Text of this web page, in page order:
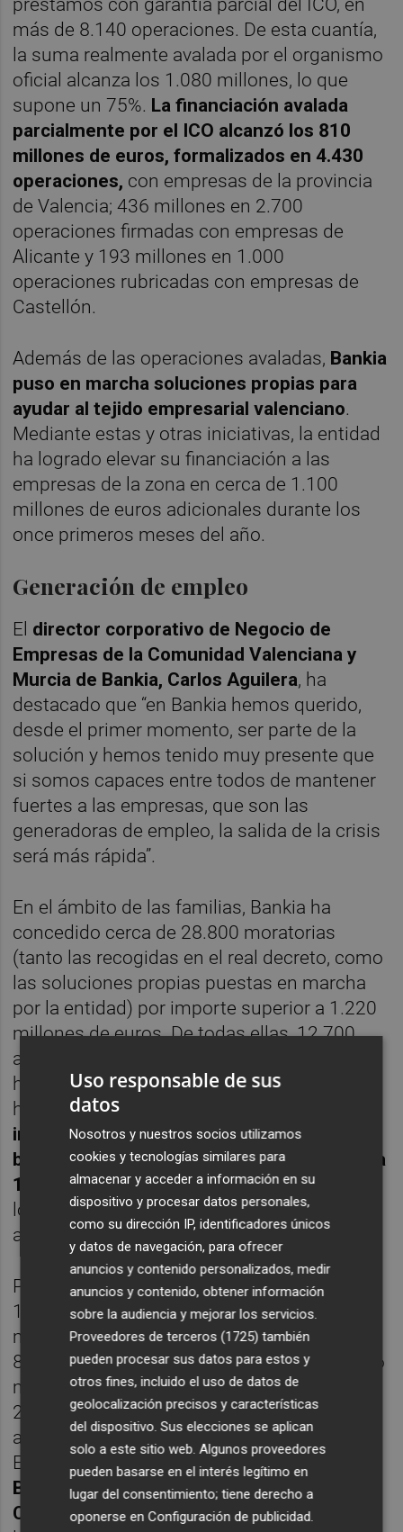
más de 8.140 operaciones. De esta cuantía,
la suma realmente avalada por el organismo
oficial alcanza los 1.080 millones, lo que
supone un 75%. La financiación avalada
parcialmente por el ICO alcanzó los 810
millones de euros, formalizados en 4.430
operaciones, con empresas de la provincia
de Valencia; 436 millones en 2.700
operaciones firmadas con empresas de
Alicante y 193 millones en 1.000
operaciones rubricadas con empresas de
Castellón.
Además de las operaciones avaladas, Bankia
puso en marcha soluciones propias para
ayudar al tejido empresarial valenciano.
Mediante estas y otras iniciativas, la entidad
ha logrado elevar su financiación a las
empresas de la zona en cerca de 1.100
millones de euros adicionales durante los
once primeros meses del año.
Generación de empleo
El director corporativo de Negocio de
Empresas de la Comunidad Valenciana y
Murcia de Bankia, Carlos Aguilera, ha
destacado que “en Bankia hemos querido,
desde el primer momento, ser parte de la
solución y hemos tenido muy presente que
si somos capaces entre todos de mantener
fuertes a las empresas, que son las
generadoras de empleo, la salida de la crisis
será más rápida”.
En el ámbito de las familias, Bankia ha
concedido cerca de 28.800 moratorias
(tanto las recogidas en el real decreto, como
las soluciones propias puestas en marcha
por la entidad) por importe superior a 1.220
millones de euros. De todas ellas, 12.700
aplazamientos se han centrado en el ámbito
hipotecario, mientras que más de 16.000 lo
han sido en financiación al consumo.
importe de las hipotecas que se han
beneficiado de estas moratorias asciende a
1.115 millones de euros, mientras que el de
los préstamos al consumo con
aplazamientos totalizan otros 107 millones.
Por provincias, Bankia concedió más de
17.300 moratorias por importe de 729
millones de euros a las familias de Valencia,
8.540 aplazamientos por una cuantía de 376
millones a las familias residentes Alicante y
2.900 soluciones por 117 millones
acordadas con familias de Castellón.
El
director corporativo de la Territorial de
Bankia en Valencia y Castellón, Jaime
Casas
, ha subrayado que “desde el inicio de
Uso responsable de sus
datos
Nosotros y nuestros socios utilizamos
cookies y tecnologías similares para
almacenar y acceder a información en su
dispositivo y procesar datos personales,
como su dirección IP, identificadores únicos
y datos de navegación, para ofrecer
anuncios y contenido personalizados, medir
anuncios y contenido, obtener información
sobre la audiencia y mejorar los servicios.
Proveedores de terceros (1725) también
pueden procesar sus datos para estos y
otros fines, incluido el uso de datos de
geolocalización precisos y características
del dispositivo. Sus elecciones se aplican
solo a este sitio web. Algunos proveedores
pueden basarse en el interés legítimo en
lugar del consentimiento; tiene derecho a
oponerse enConfiguración de publicidad.